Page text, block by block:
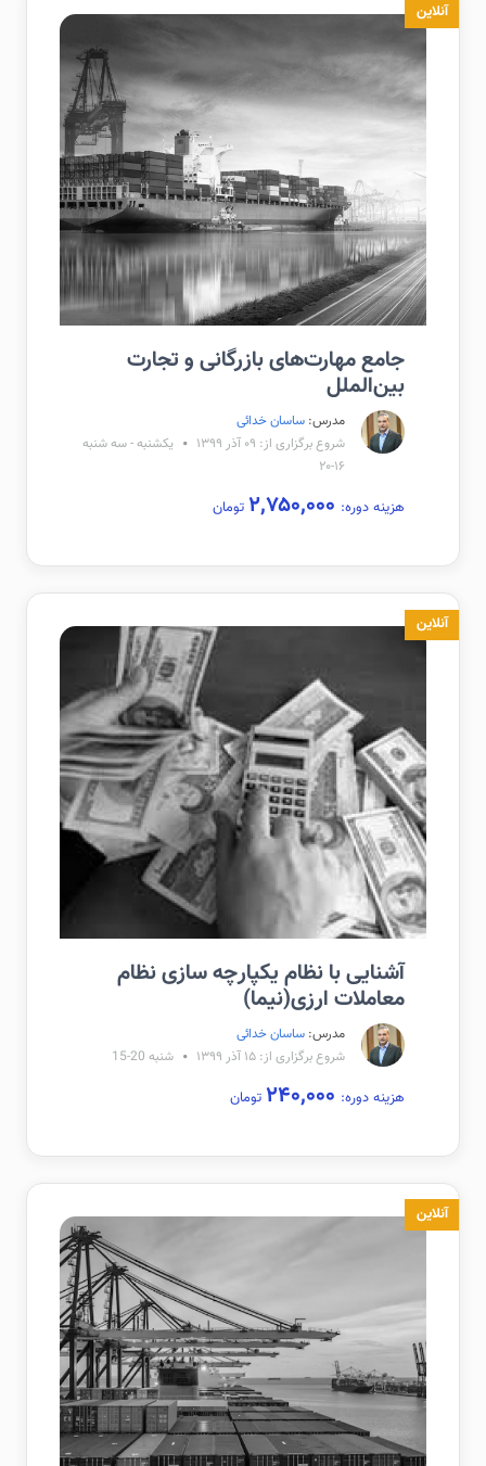
آنلاین
جامع مهارت‌های بازرگانی و تجارت
بین‌الملل
مدرس: ساسان خدائی
شروع برگزاری از: ۰۹ آذر ۱۳۹۹
یکشنبه - سه شنبه
۱۶-۲۰
هزینه دوره: تومان
آنلاین
آشنایی با نظام یکپارچه سازی نظام
معاملات ارزی(نیما)
مدرس: ساسان خدائی
شروع برگزاری از: ۱۵ آذر ۱۳۹۹ شنبه 20-15
هزینه دوره: تومان
آنلاین